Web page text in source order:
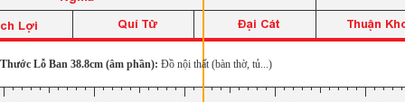
Thước Lỗ Ban 38.8cm (âm phần): Đồ nội thất (bàn thờ, tủ...)